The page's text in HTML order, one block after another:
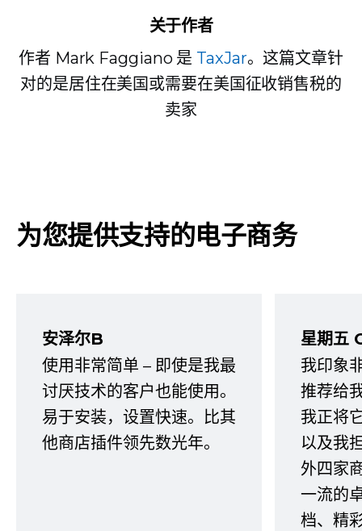
关于作者
作者 Mark Faggiano 是 TaxJar。这篇文章针
对的是居住在美国或需要在美国征收销售税的
卖家
为您提供支持的电子商务
安泽尔B
使用非常简单 – 即使是我最
讨厌技术的客户也能使用。
易于安装，设置快速。比其
他商店插件领先数光年。
星期五
我印象
推荐给
我正将
以及我
外四家
一流的
档、精